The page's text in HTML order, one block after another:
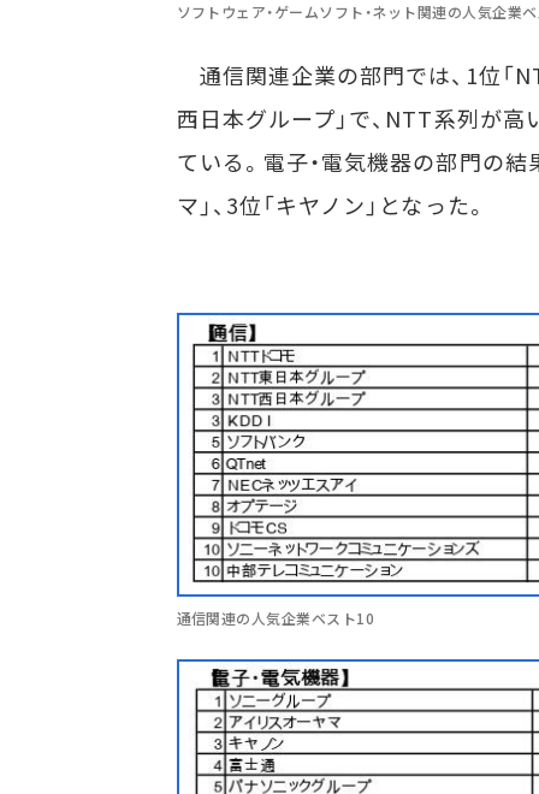
ソフトウェア・ゲームソフト・ネット関連の人気企業
通信関連企業の部門では、1位「
西日本グループ」で、NTT系列が
ている。電子・電気機器の部門の結
マ」、3位「キヤノン」となった。
通信関連の人気企業ベスト10